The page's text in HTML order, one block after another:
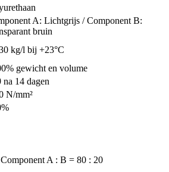
A: Lichtgrijs / Component B:
bruin
kg/l bij +23°C
gewicht en volume
na 14 dagen
N/mm²
A : B = 80 : 20